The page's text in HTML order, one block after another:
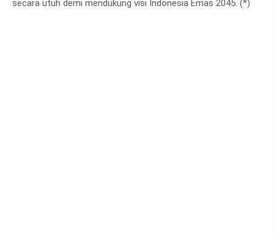
secara utuh demi mendukung visi Indonesia Emas 2045. (*)